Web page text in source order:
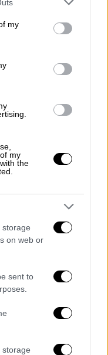
You may click to
third-party tags to
in below Google
my
my
the
storage
on web or
sent to
storage
«Η λέξη»
στην